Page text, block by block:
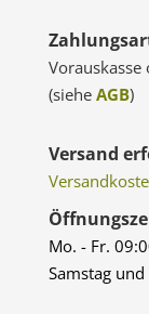
Vorauskasse
(siehe AGB)
Versand
Mo. - Fr.
Samstag